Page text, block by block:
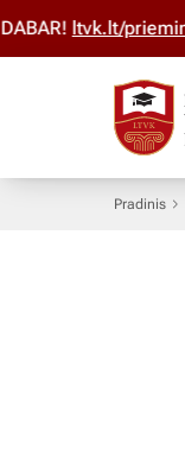
ltvk.lt/priemimas/
Pradinis